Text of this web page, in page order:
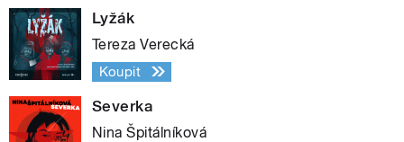
Lyžák
Tereza Verecká
Koupit
Severka
Nina Špitálníková